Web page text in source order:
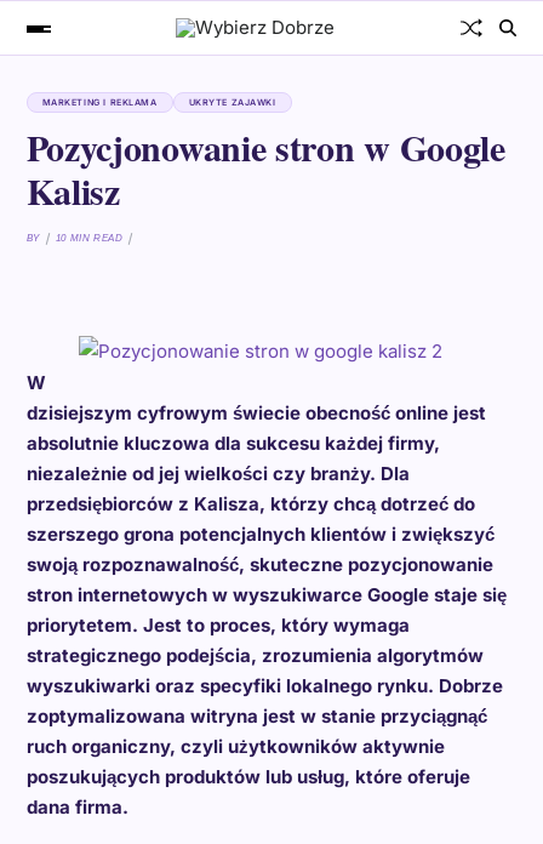
MARKETING I REKLAMA UKRYTE ZAJAWKI
Pozycjonowanie stron w Google
Kalisz
BY 10 MIN READ
W
dzisiejszym cyfrowym świecie obecność online jest
absolutnie kluczowa dla sukcesu każdej firmy,
niezależnie od jej wielkości czy branży. Dla
przedsiębiorców z Kalisza, którzy chcą dotrzeć do
szerszego grona potencjalnych klientów i zwiększyć
swoją rozpoznawalność, skuteczne pozycjonowanie
stron internetowych w wyszukiwarce Google staje się
priorytetem. Jest to proces, który wymaga
strategicznego podejścia, zrozumienia algorytmów
wyszukiwarki oraz specyfiki lokalnego rynku. Dobrze
zoptymalizowana witryna jest w stanie przyciągnąć
ruch organiczny, czyli użytkowników aktywnie
poszukujących produktów lub usług, które oferuje
dana firma.